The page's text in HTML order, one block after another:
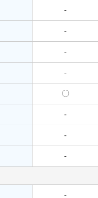
-
-
-
-
〇
-
-
-
-